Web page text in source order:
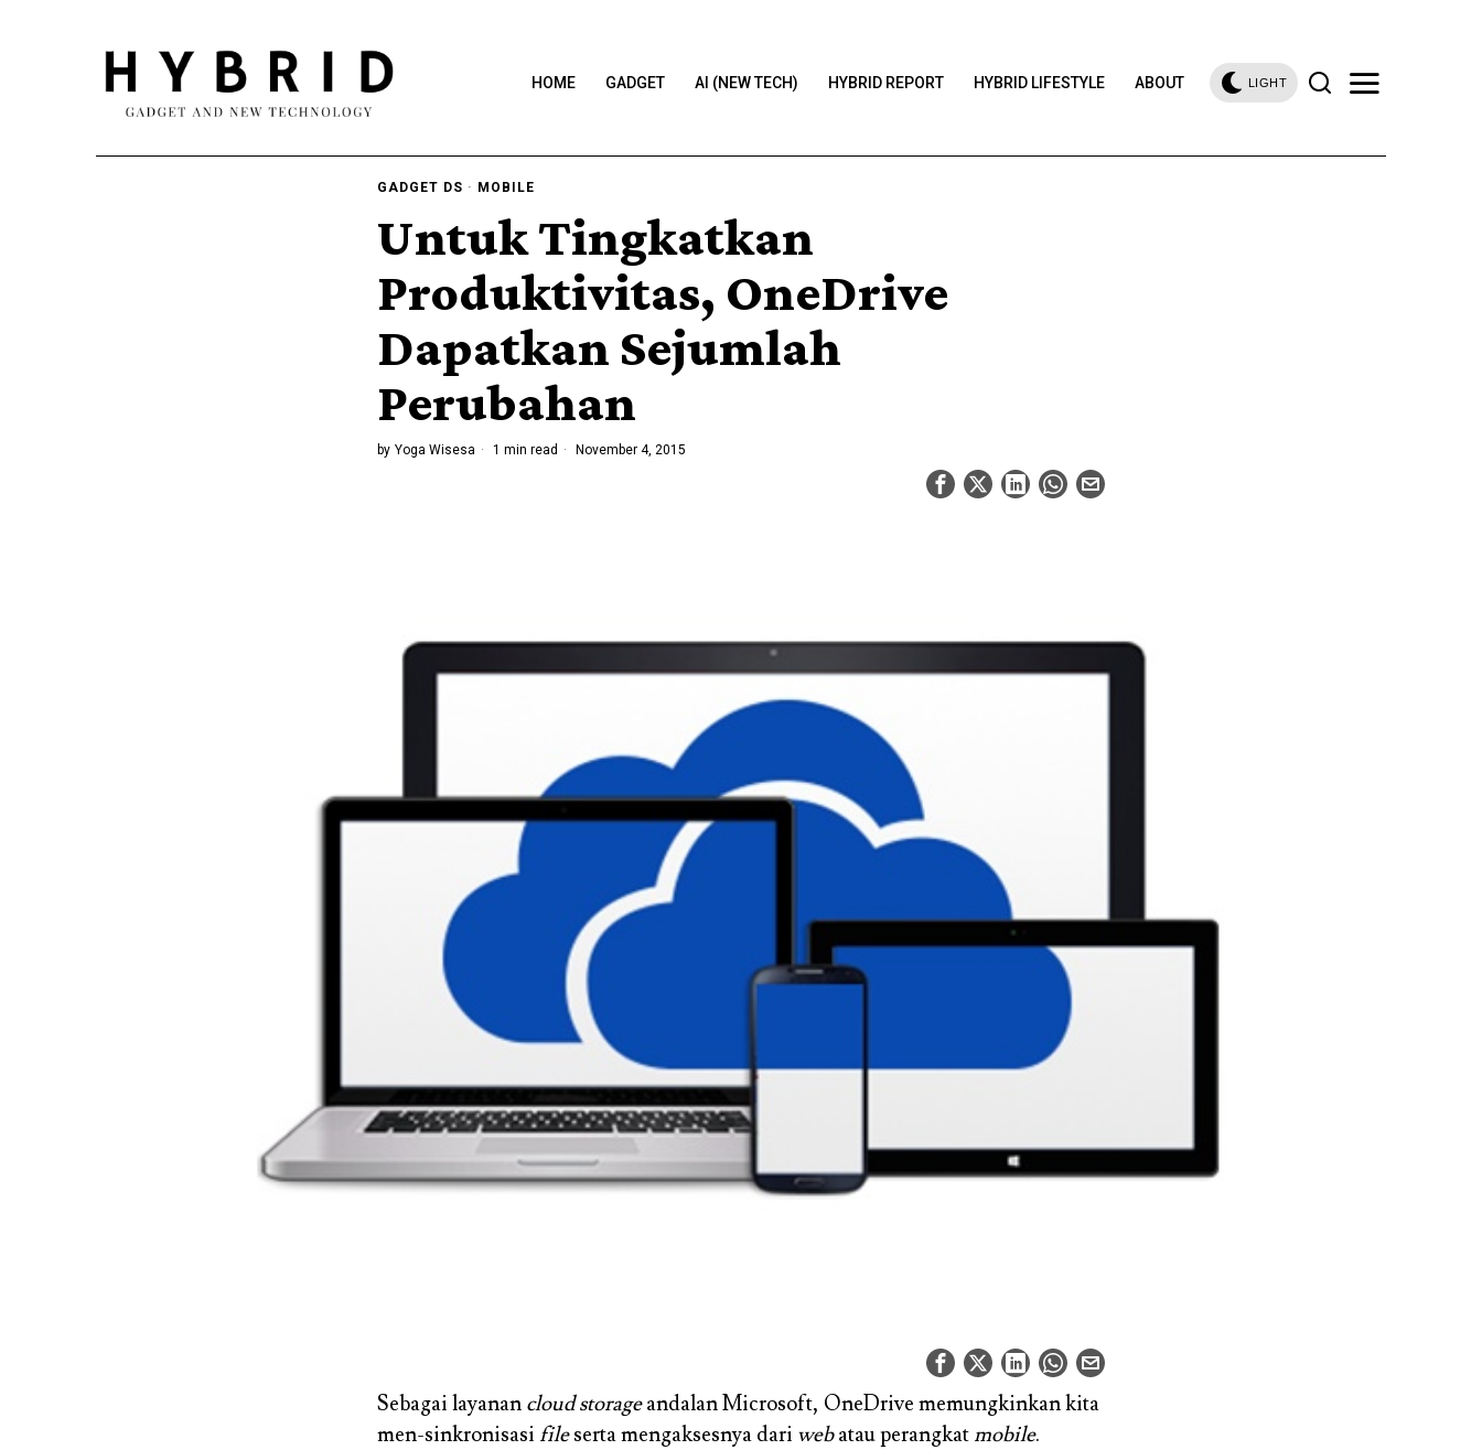
HOME GADGET AI (NEW TECH) HYBRID REPORT HYBRID LIFESTYLE ABOUT LIGHT
GADGET DS · MOBILE
Untuk Tingkatkan
Produktivitas, OneDrive
Dapatkan Sejumlah
Perubahan
by Yoga Wisesa 1 min read November 4, 2015
Sebagai layanan cloud storageandalan Microsoft, OneDrive memungkinkan kita
men-sinkronisasi fileserta mengaksesnya dari webatau perangkat mobile.